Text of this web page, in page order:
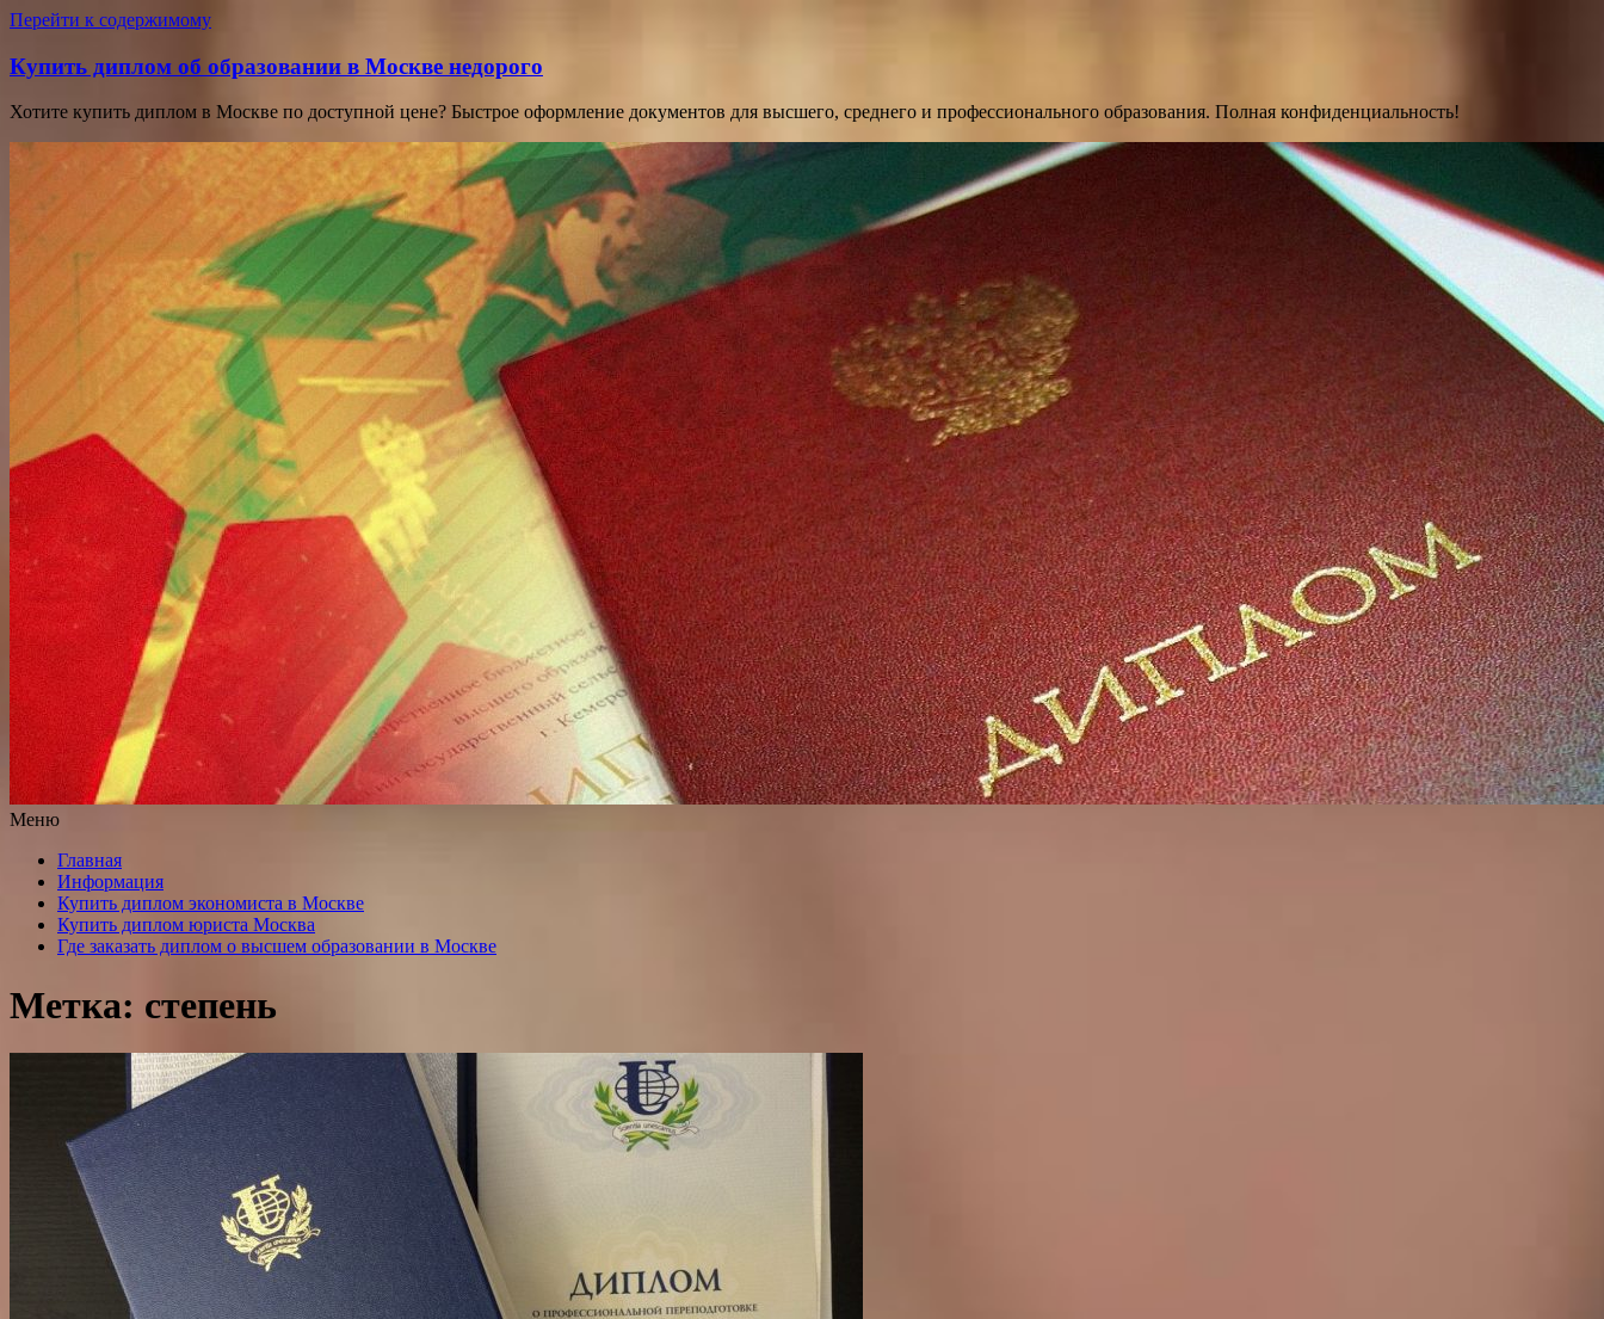
Перейти к содержимому
Купить диплом об образовании в Москве недорого
Хотите купить диплом в Москве по доступной цене? Быстрое оформление документов для высшего, среднего и профессионального образования. Полная конфиденциальность!
Меню
Главная
Информация
Купить диплом экономиста в Москве
Купить диплом юриста Москва
Где заказать диплом о высшем образовании в Москве
Метка: степень